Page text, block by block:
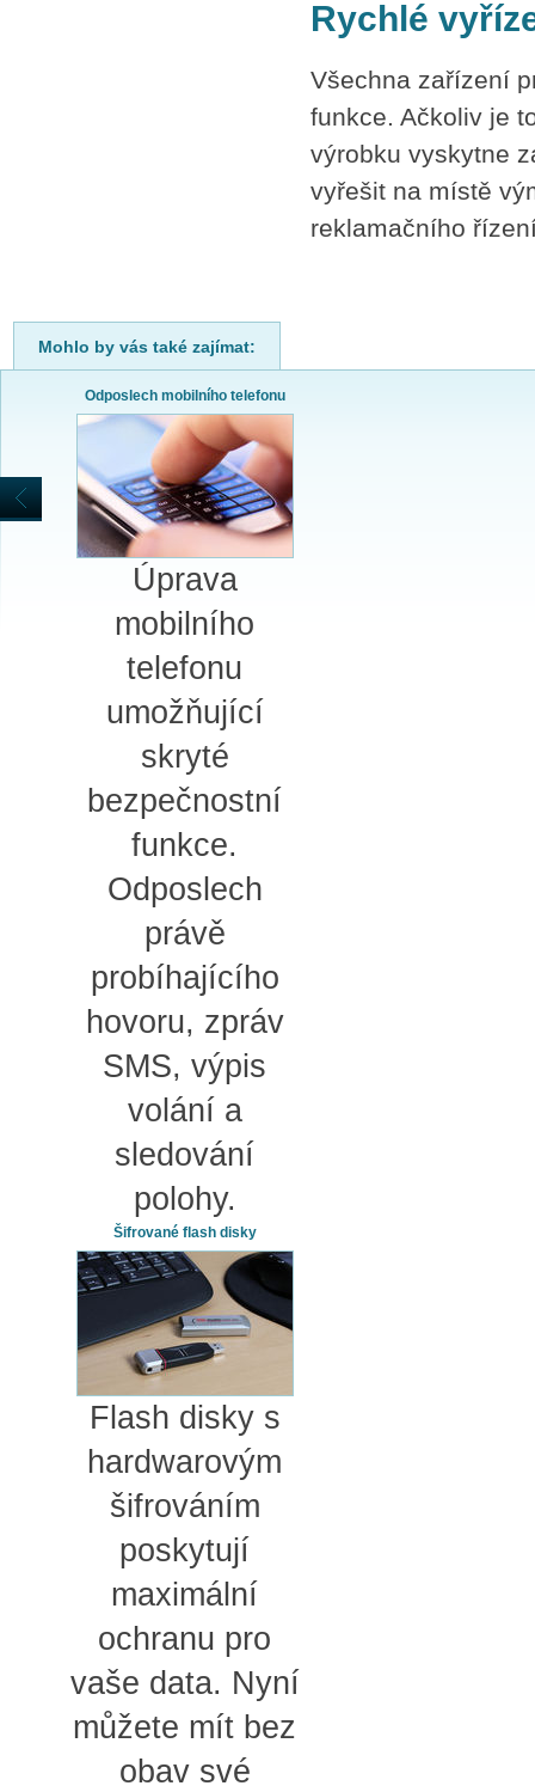
Rychlé
Všechna zařízení
funkce. Ačkoliv je
výrobku vyskytne
vyřešit na místě
reklamačního
Mohlo by vás také zajímat:
Odposlech mobilního telefonu
Úprava
mobilního
telefonu
umožňující
skryté
bezpečnostní
funkce.
Odposlech
právě
probíhajícího
hovoru, zpráv
SMS, výpis
volání a
sledování
polohy.
Šifrované flash disky
Flash disky s
hardwarovým
šifrováním
poskytují
maximální
ochranu pro
vaše data. Nyní
můžete mít bez
obav své